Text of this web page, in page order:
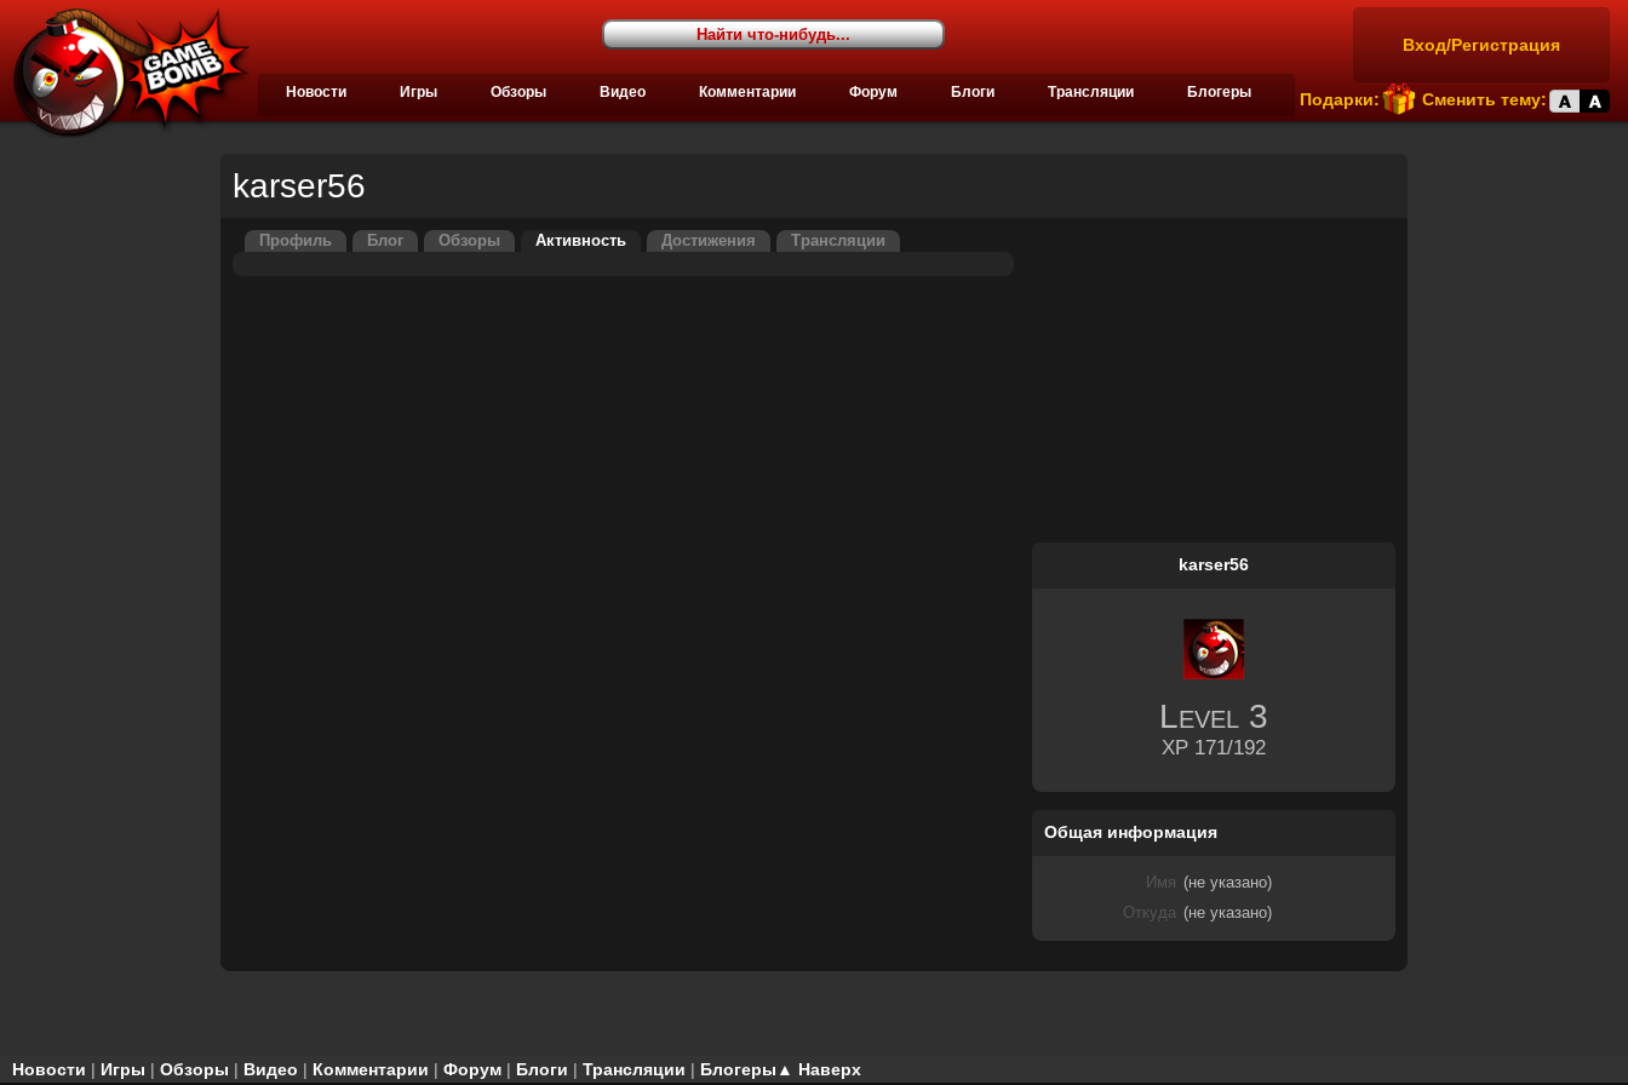
Вход/Регистрация
Подарки: Сменить тему:
Новости Игры Обзоры Видео Комментарии Форум Блоги Трансляции Блогеры
karser56
Профиль Блог Обзоры Активность Достижения Трансляции
karser56
Level 3
XP 171/192
Общая информация
Имя (не указано)
Откуда (не указано)
▲ Наверх
Новости | Игры | Обзоры | Видео | Комментарии | Форум | Блоги | Трансляции | Блогеры